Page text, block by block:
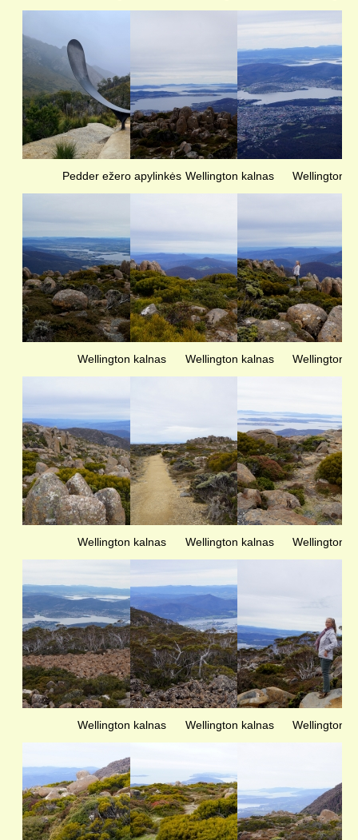
Pedder ežero apylinkės Wellington kalnas Wellington
Wellington kalnas Wellington kalnas Wellington
Wellington kalnas Wellington kalnas Wellington
Wellington kalnas Wellington kalnas Wellington